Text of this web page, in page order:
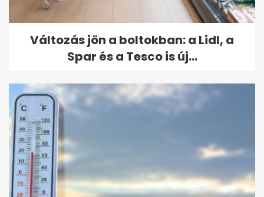
Változás jön a boltokban: a Lidl, a
Spar és a Tesco is új...